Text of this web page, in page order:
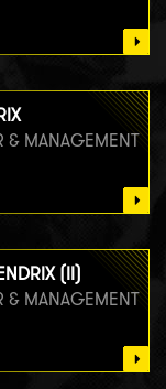
& MANAGEMENT
(II)
& MANAGEMENT